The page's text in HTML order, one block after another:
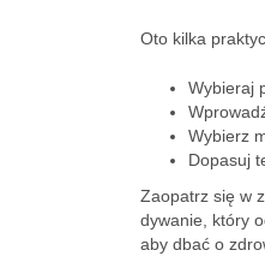
Oto kilka
Wybieraj
Wybierz
Dopasuj
Zaopatrz się w
dywanie, który
aby dbać o